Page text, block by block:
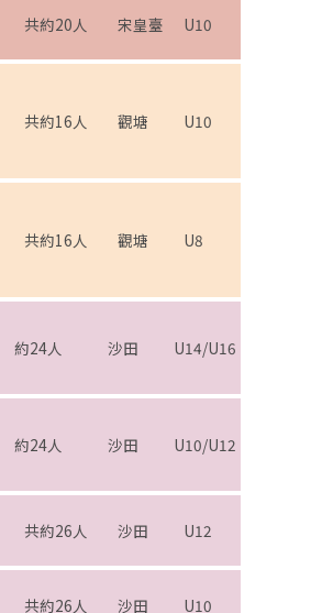
共約20人 宋皇臺 U10
共約16人 觀塘 U10
共約16人 觀塘 U8
約24人 沙田 U14/U16
約24人 沙田 U10/U12
共約26人 沙田 U12
共約26人 沙田 U10